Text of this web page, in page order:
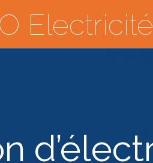
Electricité